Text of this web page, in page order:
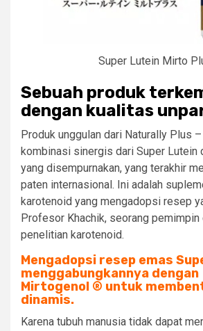
Super Lutein Mirto
Sebuah produk
dengan kualitas
Produk unggulan dari Naturally Plus
kombinasi sinergis dari Super
yang disempurnakan, yang terakhir
paten internasional. Ini adalah
karotenoid yang mengadopsi resep
Profesor Khachik, seorang pemimpin
penelitian karotenoid.
Mengadopsi resep emas
menggabungkannya dengan
Mirtogenol ® untuk
dinamis.
Karena tubuh manusia tidak dapat